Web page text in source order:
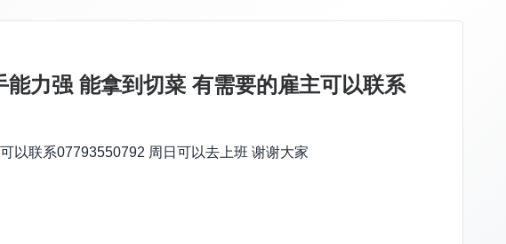
力强 能拿到切菜 有需要的雇主可以联系
以联系07793550792 周日可以去上班 谢谢大家